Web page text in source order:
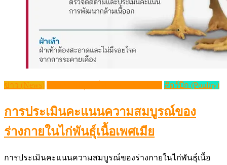
ข่าว (News) สัตว์ปีก (Poultry)
การประเมินคะแนนความสมบูรณ์ของ
ร่างกายในไก่พันธุ์เนื้อเพศเมีย
การประเมินคะแนนความสมบูรณ์ของร่างกายในไก่พันธุ์เนื้อ